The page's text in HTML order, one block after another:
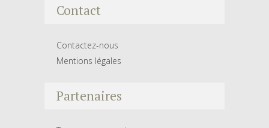
Contact
Contactez-nous
Mentions légales
Partenaires